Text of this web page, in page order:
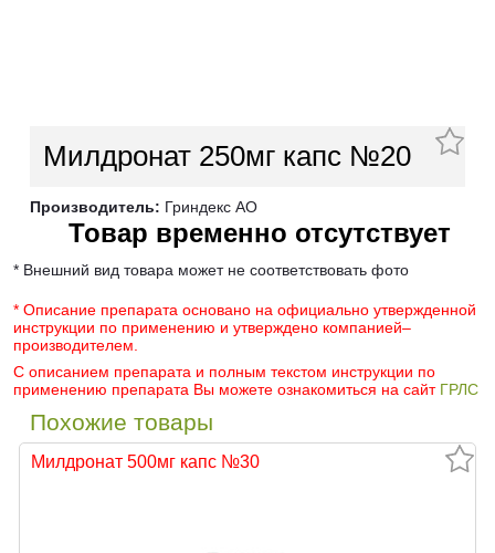
Милдронат 250мг капс №20
Производитель: Гриндекс АО
Товар временно отсутствует
* Внешний вид товара может не соответствовать фото
* Описание препарата основано на официально утвержденной
инструкции по применению и утверждено компанией–
производителем.
С описанием препарата и полным текстом инструкции по
применению препарата Вы можете ознакомиться на сайт ГРЛС
Похожие товары
Милдронат 500мг капс №30